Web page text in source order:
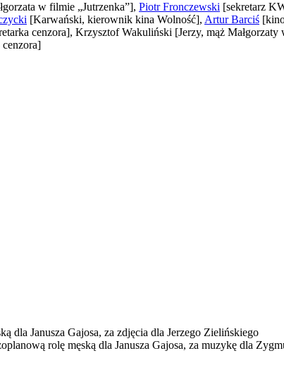
w filmie „Jutrzenka”], Piotr Fronczewski [sekretarz
[Karwański, kierownik kina Wolność], Artur Barciś
cenzora], Krzysztof Wakuliński [Jerzy, mąż Małgorzaty
cenzora]
dla Janusza Gajosa, za zdjęcia dla Jerzego Zielińskiego
rolę męską dla Janusza Gajosa, za muzykę dla